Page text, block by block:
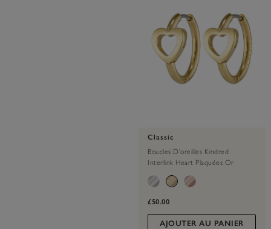
Classic
Boucles D'oreilles Kindred
Interlink Heart Plaquées Or
£50.00
AJOUTER AU PANIER